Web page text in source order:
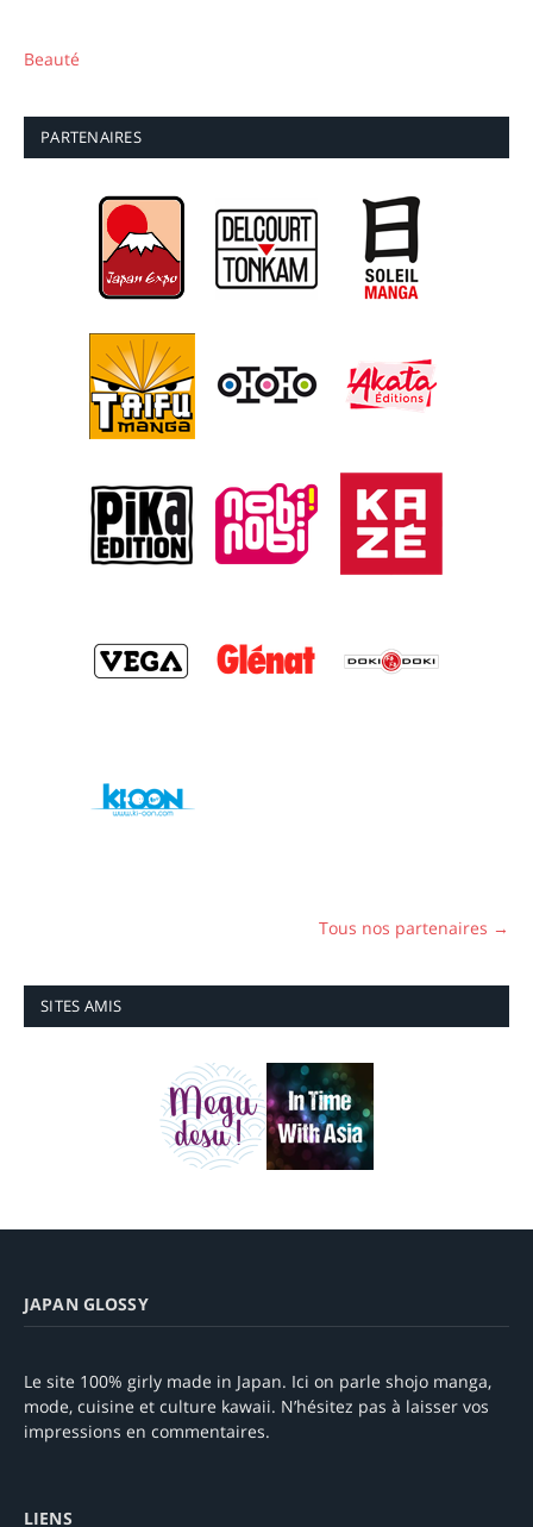
Beauté
PARTENAIRES
Tous nos partenaires →
SITES AMIS
JAPAN GLOSSY
Le site 100% girly made in Japan. Ici on parle shojo manga,
mode, cuisine et culture kawaii. N’hésitez pas à laisser vos
impressions en commentaires.
LIENS